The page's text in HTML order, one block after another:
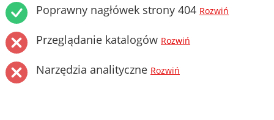
Poprawny nagłówek strony 404 Rozwiń
Przeglądanie katalogów Rozwiń
Narzędzia analityczne Rozwiń